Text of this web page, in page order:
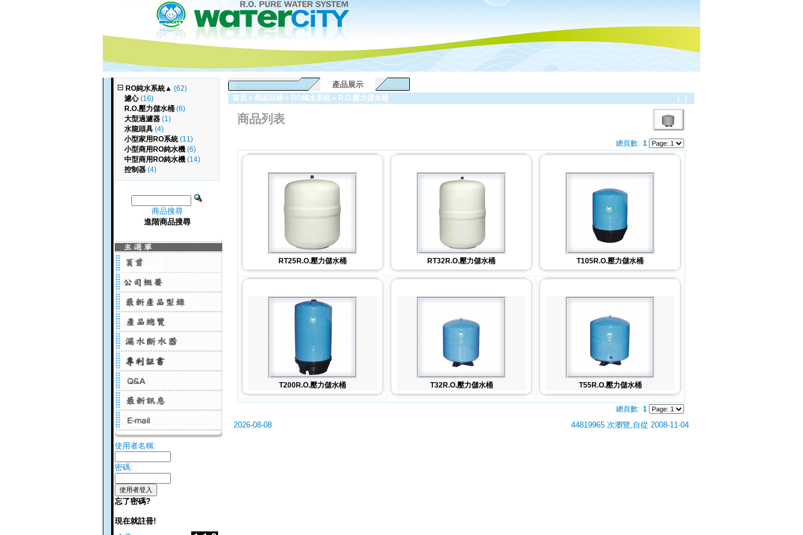
RO純水系統▲ (62)
濾心(16)
R.O.壓力儲水桶 (6)
大型過濾器 (1)
水龍頭具 (4)
小型家用RO系統(11)
小型商用RO純水機 (6)
中型商用RO純水機 (14)
控制器 (4)
商品搜尋
進階商品搜尋
使用者名稱:
密碼:
忘了密碼?
現在就註冊!
產品展示
首頁 » 商品目錄 » RO純水系統 » R.O.壓力儲水桶
商品列表
總頁數: 1
RT25R.O.壓力儲水桶 RT32R.O.壓力儲水桶 T105R.O.壓力儲水桶
T200R.O.壓力儲水桶 T32R.O.壓力儲水桶 T55R.O.壓力儲水桶
總頁數: 1
2026-08-08 44819965 次瀏覽,自從 2008-11-04